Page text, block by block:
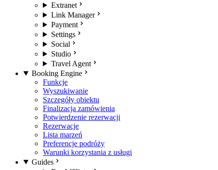
Extranet
Link Manager
Payment
Settings
Social
Studio
Travel Agent
Booking Engine
Funkcje
Wyszukiwanie
Szczegóły obiektu
Finalizacja zamówienia
Potwierdzenie rezerwacji
Rezerwacje
Lista marzeń
Preferencje podróży
Warunki korzystania z usługi
Guides